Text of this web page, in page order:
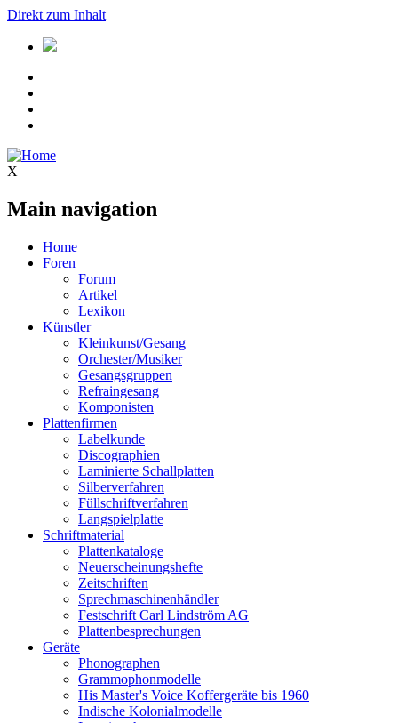
Direkt zum Inhalt
X
Main navigation
Home
Foren
Forum
Artikel
Lexikon
Künstler
Kleinkunst/Gesang
Orchester/Musiker
Gesangsgruppen
Refraingesang
Komponisten
Plattenfirmen
Labelkunde
Discographien
Laminierte Schallplatten
Silberverfahren
Füllschriftverfahren
Langspielplatte
Schriftmaterial
Plattenkataloge
Neuerscheinungshefte
Zeitschriften
Sprechmaschinenhändler
Festschrift Carl Lindström AG
Plattenbesprechungen
Geräte
Phonographen
Grammophonmodelle
His Master's Voice Koffergeräte bis 1960
Indische Kolonialmodelle